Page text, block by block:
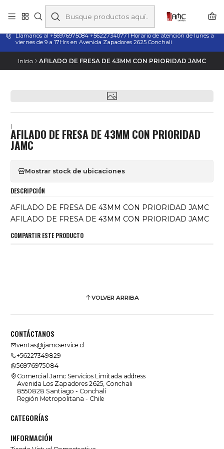
Taladros Magnéticos en Chile | Venta, Arriendo y Servicio
Técnico
Llamanos al +56976975084 +56227340771 Horario de atención de lunes a
viernes de 9 a 17Hrs en Avenida Zapadores 2625 Conchali
Inicio AFILADO DE FRESA DE 43MM CON PRIORIDAD JAMC
|
AFILADO DE FRESA DE 43MM CON PRIORIDAD
JAMC
Mostrar stock de ubicaciones
DESCRIPCIÓN
AFILADO DE FRESA DE 43MM CON PRIORIDAD JAMC
AFILADO DE FRESA DE 43MM CON PRIORIDAD JAMC
COMPARTIR ESTE PRODUCTO
VOLVER ARRIBA
CONTÁCTANOS
ventas@jamcservice.cl
+56227349829
56976975084
Comercial Jamc Servicios Limitada address
Avenida Los Zapadores 2625, Conchali
8550828 Santiago - Conchalí
Región Metropolitana - Chile
CATEGORÍAS
INFORMACIÓN